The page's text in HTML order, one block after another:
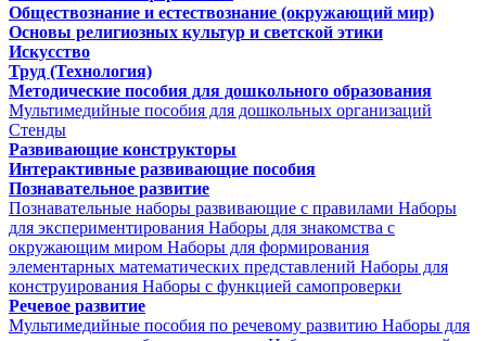
Обществознание и естествознание (окружающий мир)
Основы религиозных культур и светской этики
Искусство
Труд (Технология)
Методические пособия для дошкольного образования
Мультимедийные пособия для дошкольных организаций
Стенды
Развивающие конструкторы
Интерактивные развивающие пособия
Познавательное развитие
Познавательные наборы развивающие с правилами Наборы
для экспериментирования Наборы для знакомства с
окружающим миром Наборы для формирования
элементарных математических представлений Наборы для
конструирования Наборы с функцией самопроверки
Речевое развитие
Мультимедийные пособия по речевому развитию Наборы для